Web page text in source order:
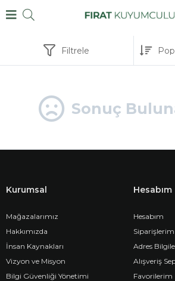
Filtrele
Sonuç
Kurumsal
Mağazalarımız
Hakkımızda
İnsan Kaynakları
Vizyon ve Misyon
Bilgi Güvenliği Yönetimi
Hesabım
Hesabım
Siparişlerim
Adres
Alışveriş
Favorilerim